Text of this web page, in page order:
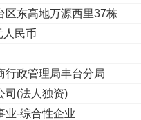
区东高地万源西里37栋
人民币
行政管理局丰台分局
司(法人独资)
业-综合性企业